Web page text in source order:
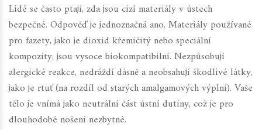
Lidé se často ptají, zda jsou cizí materiály v ústech
bezpečné. Odpověď je jednoznačná ano. Materiály používané
pro fazety, jako je dioxid křemičitý nebo speciální
kompozity, jsou vysoce biokompatibilní. Nezpůsobují
alergické reakce, nedráždí dásně a neobsahují škodlivé látky,
jako je rtuť (na rozdíl od starých amalgamových výplní). Vaše
tělo je vnímá jako neutrální část ústní dutiny, což je pro
dlouhodobé nošení nezbytné.